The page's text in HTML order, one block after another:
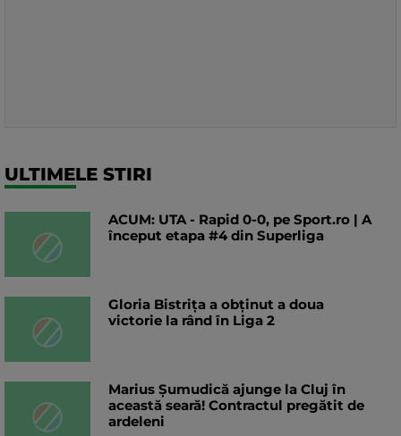
ULTIMELE STIRI
ACUM: UTA - Rapid 0-0, pe Sport.ro | A
început etapa #4 din Superliga
Gloria Bistrița a obținut a doua
victorie la rând în Liga 2
Marius Șumudică ajunge la Cluj în
această seară! Contractul pregătit de
ardeleni